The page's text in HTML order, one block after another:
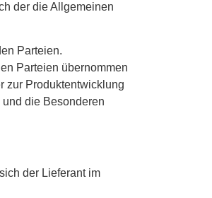
der die Allgemeinen
Parteien.
Parteien übernommen
zur Produktentwicklung
die Besonderen
der Lieferant im